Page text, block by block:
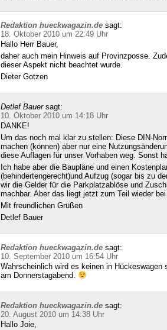
Redaktion hueckwagazin.de sagt:
18. Oktober 2010 um 22:49 Uhr
Hallo Herr Bauer,
daher auch mein Hinweis auf Provinzposse.
dieser Aspekt nicht beachtet wurde.
Dieter Gotzen
Detlef Bauer sagt:
10. Oktober 2010 um 14:18 Uhr
DANKE!
Um das noch mal klar zu stellen: Diese DIN-
machen (können) aber nur eine
diese Auflagen für unser Vorhaben weg. Sonst
Ich habe aber die Baupläne und einen
(behindertengerecht)und Aufzug (sogar bis zu
wir die Gelder für die Parkplatzablöse und
machbar. Aber das liegt jetzt zum Teil wieder
Mit freundlichen Grüßen
Detlef Bauer
Redaktion hueckwagazin.de sagt:
10. September 2010 um 16:54 Uhr
Wahrscheinlich wird es keinen in
am Donnerstagabend.
Redaktion hueckwagazin.de sagt:
20. August 2010 um 14:38 Uhr
Hallo Joie,